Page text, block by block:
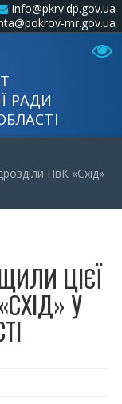
info@pkrv.dp.gov.ua
mr.gov.ua
РАДИ
ПвК «Схід»
ЦІЄЇ
У